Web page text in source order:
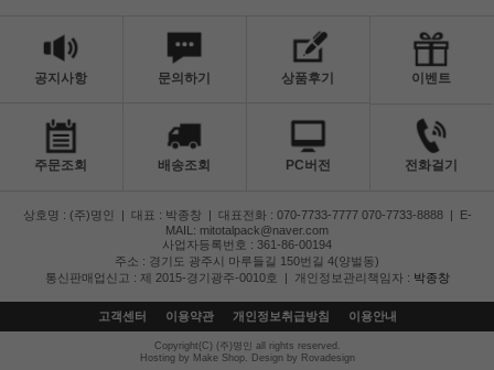
공지사항 문의하기 상품후기 이벤트
주문조회 배송조회 PC버전 전화걸기
상호명 : (주)명인 | 대표 : 박종창 | 대표전화 : 070-7733-7777 070-7733-8888 | E-
MAIL: mitotalpack@naver.com
사업자등록번호 : 361-86-00194
주소 : 경기도 광주시 마루들길 150번길 4(양벌동)
통신판매업신고 : 제 2015-경기광주-0010호
| 개인정보관리책임자 : 박종창
고객센터 이용약관 개인정보취급방침 이용안내
Copyright(C) (주)명인 all rights reserved.
Hosting by Make Shop. Design by Rovadesign